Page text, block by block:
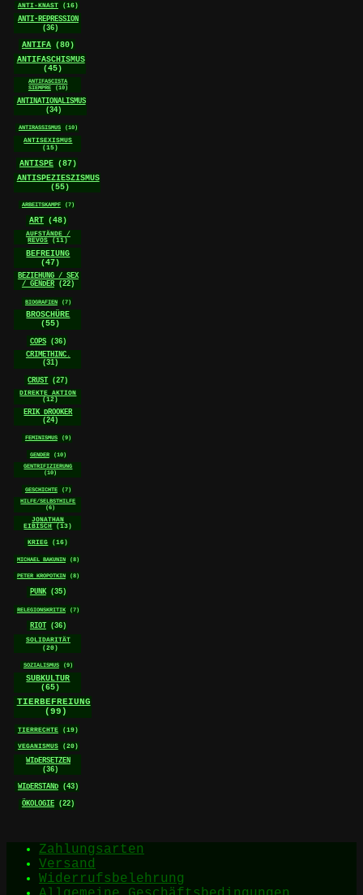
ANTI-KNAST (16)
ANTI-REPRESSION
(36)
ANTIFA (80)
ANTIFASCHISMUS
(45)
ANTIFASCISTA
SIEMPRE
(10)
ANTINATIONALISMUS
(34)
ANTIRASSISMUS (10)
ANTISEXISMUS
(15)
ANTISPE (87)
ANTISPEZIESZISMUS
(55)
ARBEITSKAMPF (7)
ART (48)
AUFSTÄNDE /
REVOS
(11)
BEFREIUNG
(47)
BEZIEHUNG / SEX
/ GENDER
(22)
BIOGRAFIEN (7)
BROSCHÜRE
(55)
COPS (36)
CRIMETHINC.
(31)
CRUST (27)
DIREKTE AKTION
(12)
ERIK DROOKER
(24)
FEMINISMUS (9)
GENDER
(10)
GENTRIFIZIERUNG
(10)
GESCHICHTE
(7)
HILFE/SELBSTHILFE
(6)
JONATHAN
EIBISCH
(13)
KRIEG (16)
MICHAEL BAKUNIN (8)
PETER KROPOTKIN (8)
PUNK (35)
RELEGIONSKRITIK (7)
RIOT (36)
SOLIDARITÄT
(20)
SOZIALISMUS (9)
SUBKULTUR
(65)
TIERBEFREIUNG
(99)
TIERRECHTE (19)
VEGANISMUS (20)
WIDERSETZEN
(36)
WIDERSTAND (43)
ÖKOLOGIE (22)
Zahlungsarten
Versand
Widerrufsbelehrung